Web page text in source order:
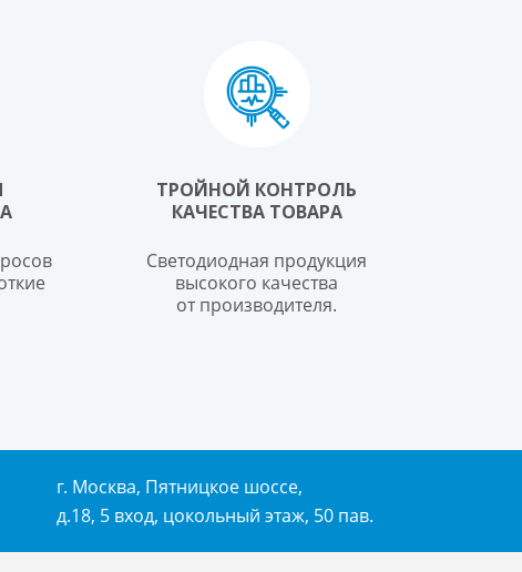
ТРОЙНОЙ КОНТРОЛЬ
КАЧЕСТВА ТОВАРА
Светодиодная продукция
высокого качества
от производителя.
г. Москва, Пятницкое шоссе,
д.18, 5 вход, цокольный этаж, 50 пав.